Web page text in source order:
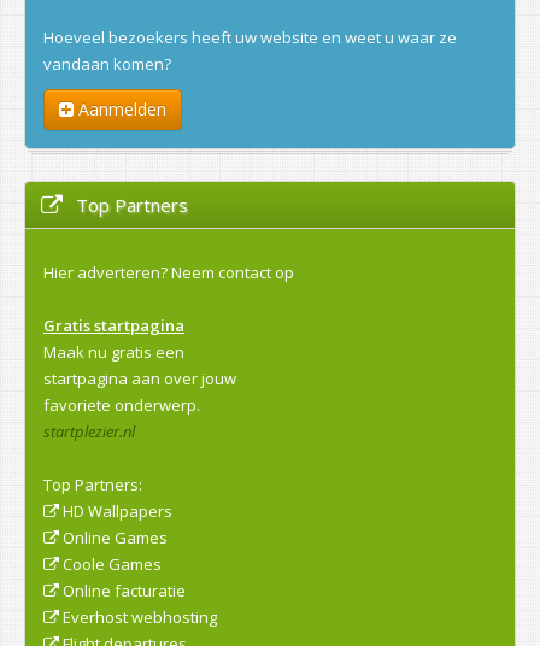
Hoeveel bezoekers heeft uw website en weet u waar ze
vandaan komen?
Aanmelden
Top Partners
Hier adverteren?Neem contact op
Gratis startpagina
Maak nu gratis een
startpagina aan over jouw
favoriete onderwerp.
startplezier.nl
Top Partners:
HD Wallpapers
Online Games
Coole Games
Online facturatie
Everhost webhosting